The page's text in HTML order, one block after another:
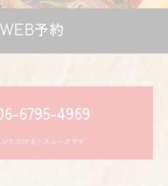
予約
6795-4969
ただけるとスムーズです